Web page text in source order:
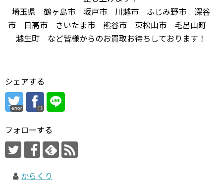
埼玉県 鶴ヶ島市 坂戸市 川越市 ふじみ野市 深谷
市 日高市 さいたま市 熊谷市 東松山市 毛呂山町
越生町 など皆様からのお買取お待ちしております！
シェアする
error
フォローする
からくり